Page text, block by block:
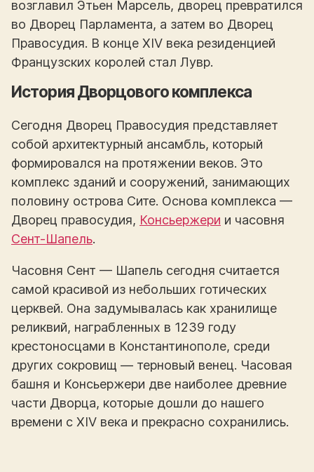
возглавил Этьен Марсель, дворец превратился
во Дворец Парламента, а затем во Дворец
Правосудия. В конце ХIV века резиденцией
Французских королей стал Лувр.
История Дворцового комплекса
Сегодня Дворец Правосудия представляет
собой архитектурный ансамбль, который
формировался на протяжении веков. Это
комплекс зданий и сооружений, занимающих
половину острова Сите. Основа комплекса —
Дворец правосудия, Консьержери и часовня
Сент-Шапель.
Часовня Сент — Шапель сегодня считается
самой красивой из небольших готических
церквей. Она задумывалась как хранилище
реликвий, награбленных в 1239 году
крестоносцами в Константинополе, среди
других сокровищ — терновый венец. Часовая
башня и Консьержери две наиболее древние
части Дворца, которые дошли до нашего
времени с ХIV века и прекрасно сохранились.